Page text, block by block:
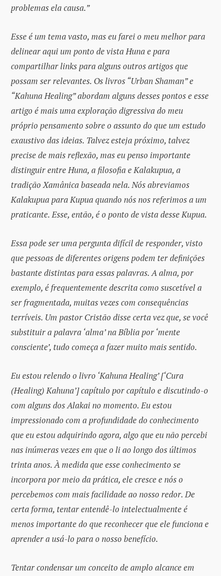
problemas ela causa.”
Esse é um tema vasto, mas eu farei o meu melhor para
delinear aqui um ponto de vista Huna e para
compartilhar links para alguns outros artigos que
possam ser relevantes. Os livros “Urban Shaman” e
“Kahuna Healing” abordam alguns desses pontos e esse
artigo é mais uma exploração digressiva do meu
próprio pensamento sobre o assunto do que um estudo
exaustivo das ideias. Talvez esteja próximo, talvez
precise de mais reflexão, mas eu penso importante
distinguir entre Huna, a filosofia e Kalakupua, a
tradição Xamânica baseada nela. Nós abreviamos
Kalakupua para Kupua quando nós nos referimos a um
praticante. Esse, então, é o ponto de vista desse Kupua.
Essa pode ser uma pergunta difícil de responder, visto
que pessoas de diferentes origens podem ter definições
bastante distintas para essas palavras. A alma, por
exemplo, é frequentemente descrita como suscetível a
ser fragmentada, muitas vezes com consequências
terríveis. Um pastor Cristão disse certa vez que, se você
substituir a palavra ‘alma’ na Bíblia por ‘mente
consciente’, tudo começa a fazer muito mais sentido.
Eu estou relendo o livro ‘Kahuna Healing’ [‘Cura
(Healing) Kahuna’] capítulo por capítulo e discutindo-o
com alguns dos Alakai no momento. Eu estou
impressionado com a profundidade do conhecimento
que eu estou adquirindo agora, algo que eu não percebi
nas inúmeras vezes em que o li ao longo dos últimos
trinta anos. À medida que esse conhecimento se
incorpora por meio da prática, ele cresce e nós o
percebemos com mais facilidade ao nosso redor. De
certa forma, tentar entendê-lo intelectualmente é
menos importante do que reconhecer que ele funciona e
aprender a usá-lo para o nosso benefício.
Tentar condensar um conceito de amplo alcance em